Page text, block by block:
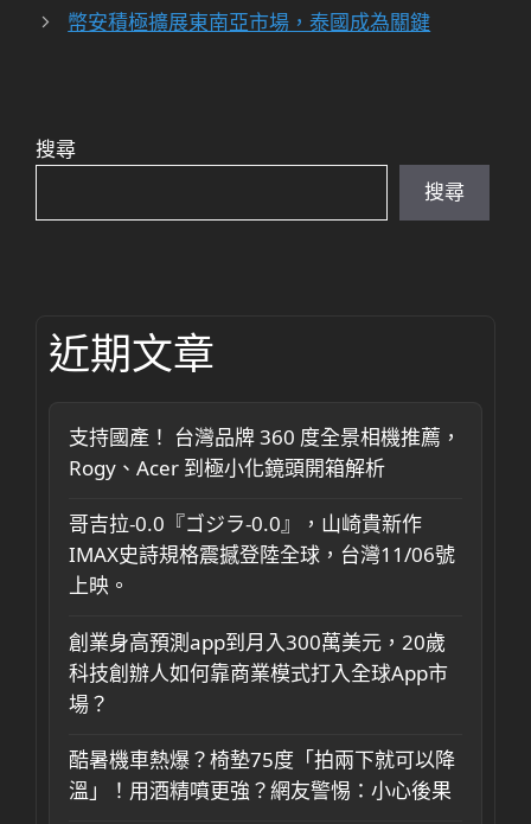
幣安積極擴展東南亞市場，泰國成為關鍵
搜尋
搜尋
近期文章
支持國產！ 台灣品牌 360 度全景相機推薦，
Rogy、Acer 到極小化鏡頭開箱解析
哥吉拉-0.0『ゴジラ-0.0』，山崎貴新作
IMAX史詩規格震撼登陸全球，台灣11/06號
上映。
創業身高預測app到月入300萬美元，20歲
科技創辦人如何靠商業模式打入全球App市
場？
酷暑機車熱爆？椅墊75度「拍兩下就可以降
溫」！用酒精噴更強？網友警惕：小心後果